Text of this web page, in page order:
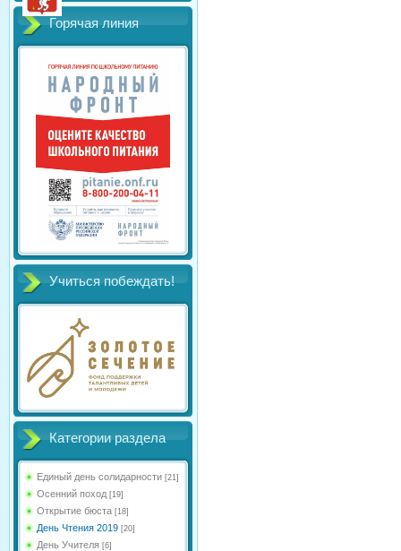
Горячая линия
Учиться побеждать!
Категории раздела
Единый день солидарности [21]
Осенний поход [19]
Открытие бюста [18]
День Чтения 2019 [20]
День Учителя [6]